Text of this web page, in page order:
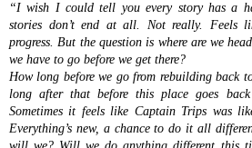
“I wish I could tell you every story has a
stories don’t end at all. Not really. Feels
progress. But the question is where are we
we have to go before we get there?
How long before we go from rebuilding back
long after that before this place goes
Sometimes it feels like Captain Trips was
Everything’s new, a chance to do it all